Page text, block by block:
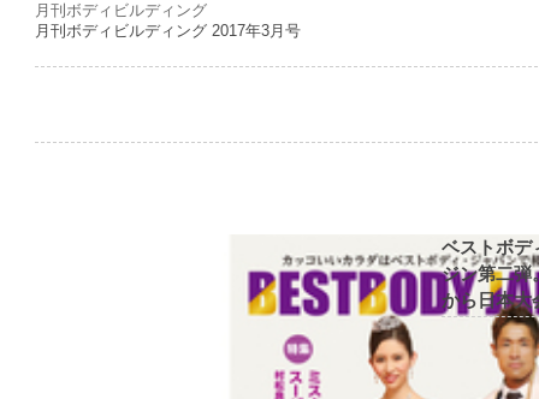
月刊ボディビルディング
月刊ボディビルディング 2017年3月号
ベストボデ
ジン第二弾
から日本大